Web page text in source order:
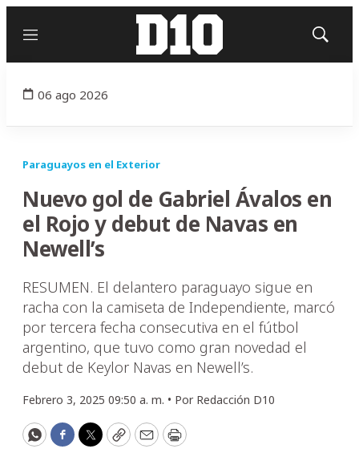
Menú
Mostrar
06 ago 2026
Paraguayos en el Exterior
Nuevo gol de Gabriel Ávalos en
el Rojo y debut de Navas en
Newell’s
RESUMEN. El delantero paraguayo sigue en
racha con la camiseta de Independiente, marcó
por tercera fecha consecutiva en el fútbol
argentino, que tuvo como gran novedad el
debut de Keylor Navas en Newell’s.
Febrero 3, 2025 09:50 a. m. • Por Redacción D10
WhatsApp
Facebook
Twitter
CopyEmailPrint